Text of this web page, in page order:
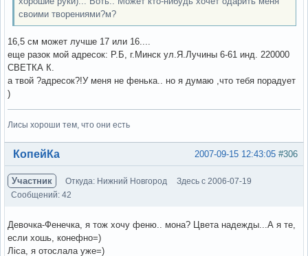
своими творениями?м?
16,5 см может лучше 17 или 16....
еще разок мой адресок: Р.Б, г.Минск ул.Я.Лучины 6-61 инд. 220000
СВЕТКА К.
а твой ?адресок?!У меня не фенька.. но я думаю ,что тебя порадует
)
Лисы хороши тем, что они есть
Вне форума #306
2007-09-15 12:43:05
КопейКа
Участник Откуда: Нижний Новгород
Здесь с 2006-07-19
Сообщений: 42
Девочка-Фенечка, я тож хочу феню.. мона? Цвета надежды...А я те,
если хошь, конефно=)
Ліса, я отослала уже=)